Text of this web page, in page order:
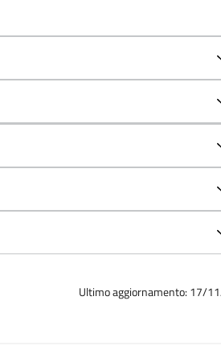
Ultimo aggiornamento: 17/